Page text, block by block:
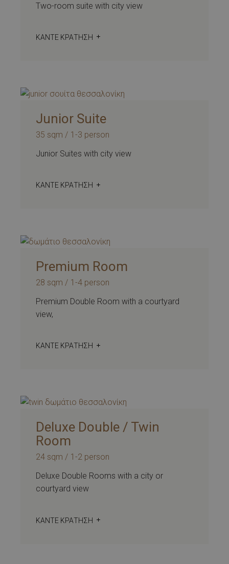
Two-room suite with city view
ΚΆΝΤΕ ΚΡΆΤΗΣΗ
Junior Suite
35 sqm
1-3 person
Junior Suites with city view
ΚΆΝΤΕ ΚΡΆΤΗΣΗ
Premium Room
28 sqm
1-4 person
Premium Double Room with a courtyard
view,
ΚΆΝΤΕ ΚΡΆΤΗΣΗ
Deluxe Double / Twin
Room
24 sqm
1-2 person
Deluxe Double Rooms with a city or
courtyard view
ΚΆΝΤΕ ΚΡΆΤΗΣΗ